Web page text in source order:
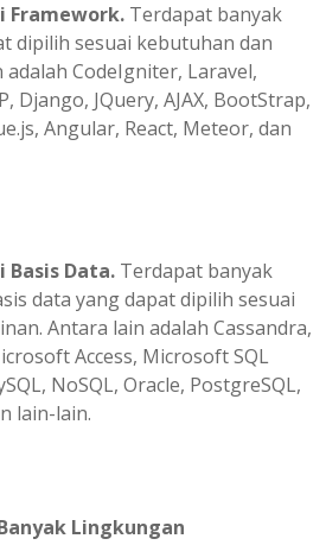
Framework. Terdapat banyak
dipilih sesuai kebutuhan dan
CodeIgniter, Laravel,
Django, JQuery, AJAX, BootStrap,
Angular, React, Meteor, dan
Basis Data. Terdapat banyak
data yang dapat dipilih sesuai
Antara lain adalah Cassandra,
Access, Microsoft SQL
NoSQL, Oracle, PostgreSQL,
lain-lain.
Lingkungan